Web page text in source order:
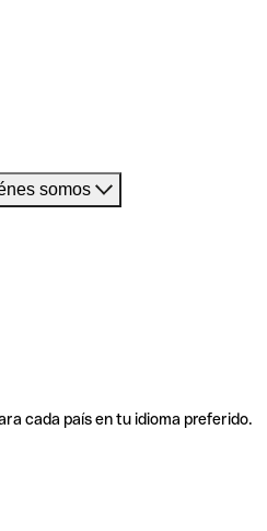
somos
cada país en tu idioma preferido.